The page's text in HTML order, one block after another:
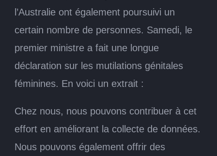
l’Australie ont également poursuivi un
certain nombre de personnes. Samedi, le
premier ministre a fait une longue
déclaration sur les mutilations génitales
féminines. En voici un extrait :
Chez nous, nous pouvons contribuer à cet
effort en améliorant la collecte de données.
Nous pouvons également offrir des